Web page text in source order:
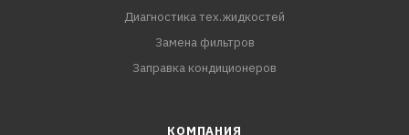
Диагностика тех.жидкостей
Замена фильтров
Заправка кондиционеров
КОМПАНИЯ